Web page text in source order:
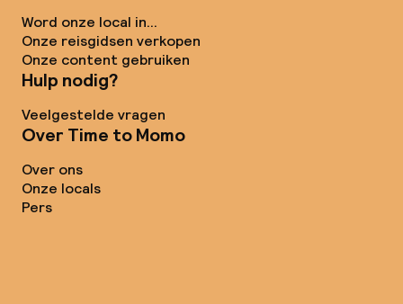
Word onze local in...
Onze reisgidsen verkopen
Onze content gebruiken
Hulp nodig?
Veelgestelde vragen
Over Time to Momo
Over ons
Onze locals
Pers